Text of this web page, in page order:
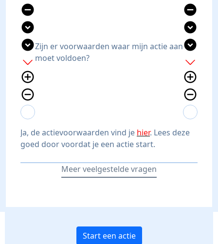
remove_circle
expand_circle_down
expand_circle_down
add
add_circle_outline
remove_circle_outline
expand_more
expand_less
Zijn er voorwaarden waar mijn actie aan
moet voldoen?
remove_circle
expand_circle_down
expand_circle_down
add
add_circle_outline
remove_circle_outline
expand_more
expand_less
Ja, de actievoorwaarden vind je hier. Lees deze
goed door voordat je een actie start.
Meer veelgestelde vragen
Start een actie